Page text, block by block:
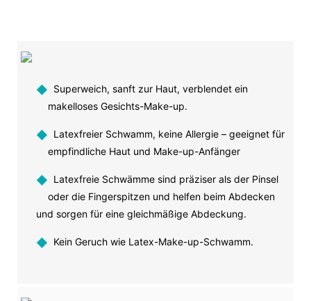
◆ Superweich, sanft zur Haut, verblendet ein
makelloses Gesichts-Make-up.
◆ Latexfreier Schwamm, keine Allergie – geeignet für
empfindliche Haut und Make-up-Anfänger
◆ Latexfreie Schwämme sind präziser als der Pinsel
oder die Fingerspitzen und helfen beim Abdecken
und sorgen für eine gleichmäßige Abdeckung.
◆ Kein Geruch wie Latex-Make-up-Schwamm.